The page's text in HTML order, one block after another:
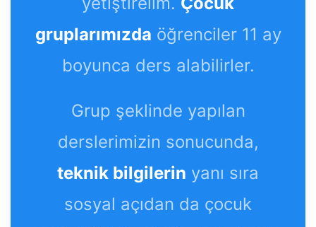
gruplarımızda öğrenciler 11 ay
boyunca ders alabilirler.
Grup şeklinde yapılan
derslerimizin sonucunda,
teknik bilgilerin yanı sıra
sosyal açıdan da çocuk